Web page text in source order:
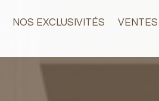
NOS EXCLUSIVITÉS VENTES